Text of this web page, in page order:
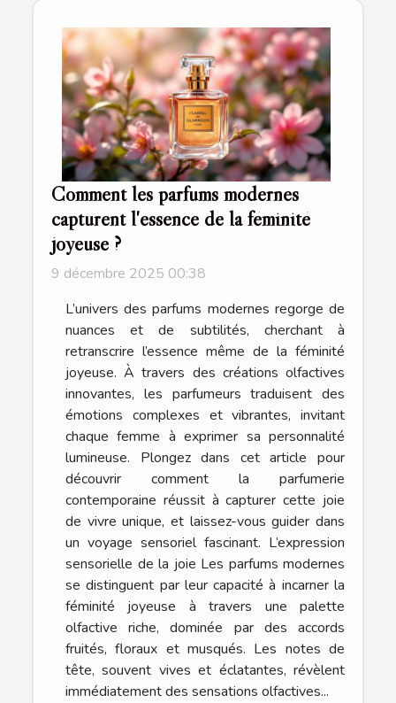
Comment les parfums modernes
capturent l'essence de la féminité
joyeuse ?
9 décembre 2025 00:38
L’univers des parfums modernes regorge de
nuances et de subtilités, cherchant à
retranscrire l’essence même de la féminité
joyeuse. À travers des créations olfactives
innovantes, les parfumeurs traduisent des
émotions complexes et vibrantes, invitant
chaque femme à exprimer sa personnalité
lumineuse. Plongez dans cet article pour
découvrir comment la parfumerie
contemporaine réussit à capturer cette joie
de vivre unique, et laissez-vous guider dans
un voyage sensoriel fascinant. L’expression
sensorielle de la joie Les parfums modernes
se distinguent par leur capacité à incarner la
féminité joyeuse à travers une palette
olfactive riche, dominée par des accords
fruités, floraux et musqués. Les notes de
tête, souvent vives et éclatantes, révèlent
immédiatement des sensations olfactives...